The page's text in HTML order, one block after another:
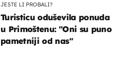
JESTE LI PROBALI?
Turisticu oduševila ponuda
u Primoštenu: "Oni su puno
pametniji od nas"